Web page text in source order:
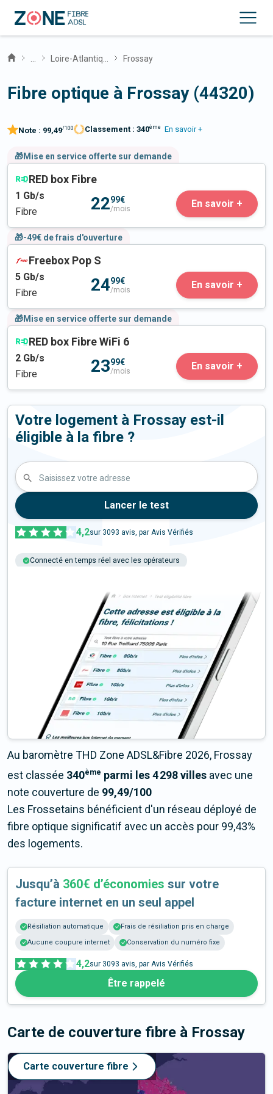
Frossay
Fibre optique à Frossay (44320)
Note : 99,49/100 Classement : 340ème En savoir +
🎁Mise en service offerte sur demande
RED box Fibre
1 Gb/s
Fibre
2299€
/mois En savoir +
🎁-49€ de frais d'ouverture
Freebox Pop S
5 Gb/s
Fibre
2499€
/mois En savoir +
🎁Mise en service offerte sur demande
RED box Fibre WiFi 6
2 Gb/s
Fibre
2399€
/mois En savoir +
Votre logement à Frossay est-il
éligible à la fibre ?
Saisissez votre adresse
Lancer le test
4,2sur 3093 avis, par Avis Vérifiés
Connecté en temps réel avec les opérateurs
Au baromètre THD Zone ADSL&Fibre 2026, Frossay
est classée 340ème parmi les 4 298 villes avec une
note couverture de 99,49/100
Les Frossetains bénéficient d'un réseau déployé de
fibre optique significatif avec un accès pour 99,43%
des logements.
Jusqu’à 360€ d’économies sur votre
facture internet en un seul appel
Résiliation automatique
Frais de résiliation pris en charge
Aucune coupure internet
Conservation du numéro fixe
4,2sur 3093 avis, par Avis Vérifiés
Être rappelé
Carte de couverture fibre à Frossay
Carte couverture fibre